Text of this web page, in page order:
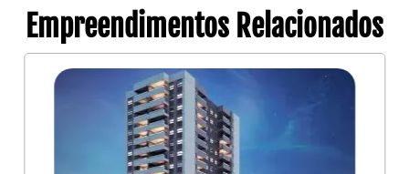
Empreendimentos Relacionados